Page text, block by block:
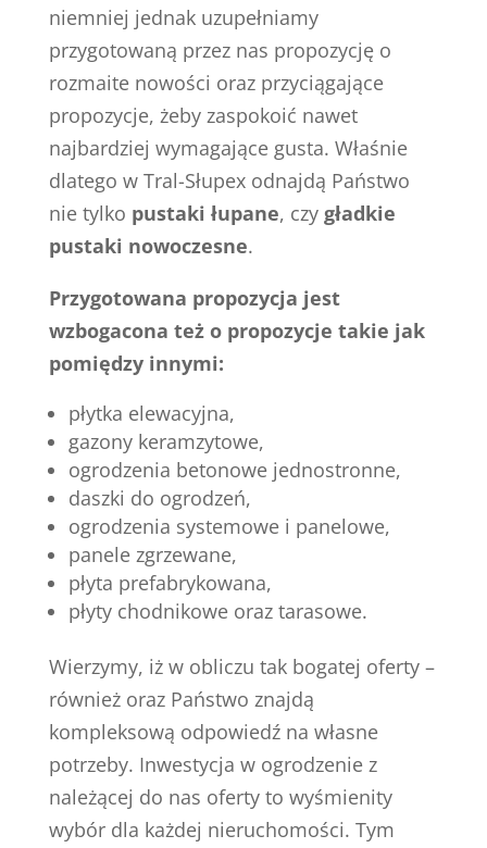
niemniej jednak uzupełniamy
przygotowaną przez nas propozycję o
rozmaite nowości oraz przyciągające
propozycje, żeby zaspokoić nawet
najbardziej wymagające gusta. Właśnie
dlatego w Tral-Słupex odnajdą Państwo
nie tylko pustaki łupane, czy gładkie
pustaki nowoczesne.
Przygotowana propozycja jest
wzbogacona też o propozycje takie jak
pomiędzy innymi:
płytka elewacyjna,
gazony keramzytowe,
ogrodzenia betonowe jednostronne,
daszki do ogrodzeń,
ogrodzenia systemowe i panelowe,
panele zgrzewane,
płyta prefabrykowana,
płyty chodnikowe oraz tarasowe.
Wierzymy, iż w obliczu tak bogatej oferty –
również oraz Państwo znajdą
kompleksową odpowiedź na własne
potrzeby. Inwestycja w ogrodzenie z
należącej do nas oferty to wyśmienity
wybór dla każdej nieruchomości. Tym